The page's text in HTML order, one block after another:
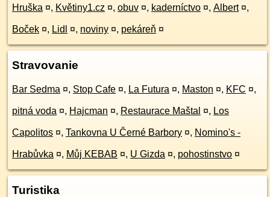
Hruška ¤, Květiny1.cz ¤, obuv ¤, kaderníctvo ¤, Albert ¤,
Boček ¤, Lidl ¤, noviny ¤, pekáreň ¤
Stravovanie
Bar Sedma ¤, Stop Cafe ¤, La Futura ¤, Maston ¤, KFC ¤,
pitná voda ¤, Hajcman ¤, Restaurace Maštal ¤, Los
Capolitos ¤, Tankovna U Černé Barbory ¤, Nomino's -
Hrabůvka ¤, Můj KEBAB ¤, U Gizda ¤, pohostinstvo ¤
Turistika